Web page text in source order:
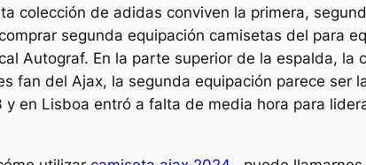
colección de adidas conviven la primera,
segunda equipación camisetas del para
Autograf. En la parte superior de la espalda,
fan del Ajax, la segunda equipación parece ser
en Lisboa entró a falta de media hora para